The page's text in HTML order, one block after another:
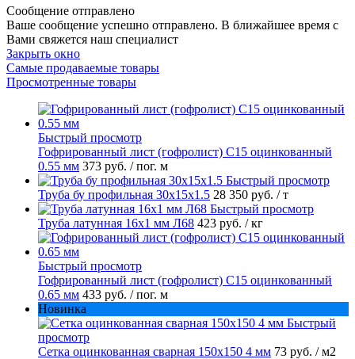
Сообщение отправлено
Ваше сообщение успешно отправлено. В ближайшее время с
Вами свяжется наш специалист
Закрыть окно
Самые продаваемые товары
Просмотренные товары
Быстрый просмотр
Гофрированный лист (гофролист) С15 оцинкованный
0.55 мм 373 руб. / пог. м
Быстрый просмотр
Труба бу профильная 30х15х1.5 28 350 руб. / т
Быстрый просмотр
Труба латунная 16х1 мм Л68 423 руб. / кг
Быстрый просмотр
Гофрированный лист (гофролист) С15 оцинкованный
0.65 мм 433 руб. / пог. м
Новинка
Быстрый
просмотр
Сетка оцинкованная сварная 150х150 4 мм 73 руб. / м2